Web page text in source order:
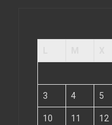
3 4 5
10 11 12